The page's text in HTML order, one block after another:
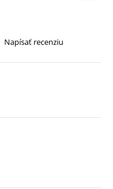
Napísať recenziu